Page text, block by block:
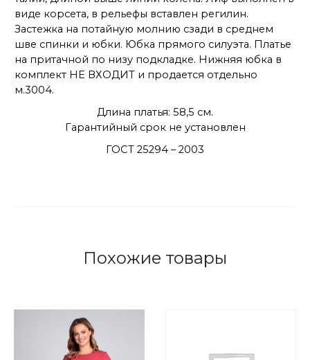
виде корсета, в рельефы вставлен регилин.
Застежка на потайную молнию сзади в среднем
шве спинки и юбки. Юбка прямого силуэта. Платье
на притачной по низу подкладке. Нижняя юбка в
комплект НЕ ВХОДИТ и продается отдельно
м.3004.
Длина платья: 58,5 см.
Гарантийный срок не установлен
ГОСТ 25294 – 2003
Похожие товары